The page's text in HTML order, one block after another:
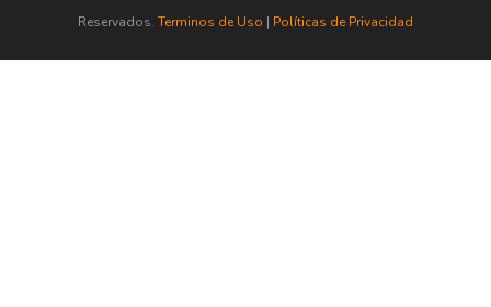
Reservados. Terminos de Uso | Políticas de Privacidad